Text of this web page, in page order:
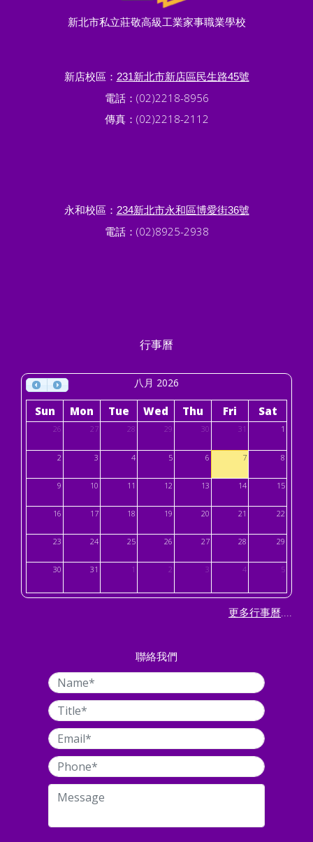
新北市私立莊敬高級工業家事職業學校
新店校區： 231新北市新店區民生路45號
電話：(02)2218-8956
傳真：(02)2218-2112
永和校區： 234新北市永和區博愛街36號
電話：(02)8925-2938
行事曆
八月 2026
Sun Mon Tue Wed Thu Fri Sat
26 27 28 29 30 31 1
2 3 4 5 6 7 8
9 10 11 12 13 14 15
16 17 18 19 20 21 22
23 24 25 26 27 28 29
30 31 1 2 3 4 5
更多行事曆....
聯絡我們